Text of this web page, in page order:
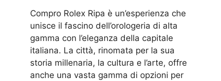
Compro Rolex Ripa è un’esperienza che
unisce il fascino dell’orologeria di alta
gamma con l’eleganza della capitale
italiana. La città, rinomata per la sua
storia millenaria, la cultura e l’arte, offre
anche una vasta gamma di opzioni per